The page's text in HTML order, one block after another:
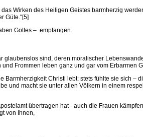
Wirken des Heiligen Geistes barmherzig
Güte."[5]
Gottes – empfangen.
sind, deren moralischer
Frommen leben ganz und gar vom Erbarmen
Christi lebt: stets fühlte sie sich –
und macht sie unter allen Völkern in einem
übertragen hat - auch die Frauen
von Ihnen,